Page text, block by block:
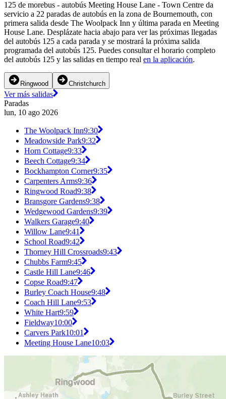
125 de morebus - autobús Meeting House Lane - Town Centre da
servicio a 22 paradas de autobús en la zona de Bournemouth, con
primera salida desde The Woolpack Inn y última parada en Meeting
House Lane. Desplázate hacia abajo para ver las próximas llegadas
del autobús 125 a cada parada y se mostrará la próxima salida
programada del autobús 125. Puedes consultar el horario completo
del autobús 125 y las salidas en tiempo real en la aplicación.
Ringwood Christchurch
Ver más salidas
Paradas
lun, 10 ago 2026
The Woolpack Inn9:30
Meadowside Park9:32
Horn Cottage9:33
Beech Cottage9:34
Bockhampton Corner9:35
Carpenters Arms9:36
Ringwood Road9:38
Bransgore Gardens9:38
Wedgewood Gardens9:39
Walkers Garage9:40
Willow Lane9:41
School Road9:42
Thorney Hill Crossroads9:43
Chubbs Farm9:45
Castle Hill Lane9:46
Copse Road9:47
Burley Coach House9:48
Coach Hill Lane9:53
White Hart9:59
Fieldway10:00
Carvers Park10:01
Meeting House Lane10:03